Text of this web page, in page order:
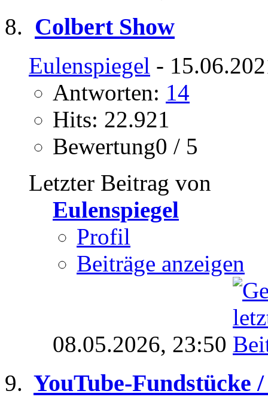
Colbert Show
Eulenspiegel -
Antworten: 14
Hits: 22.921
Bewertung0 / 5
Letzter Beitrag von
Eulenspiegel
Profil
Beiträge anzeigen
08.05.2026, 23:50
YouTube-Fundstücke